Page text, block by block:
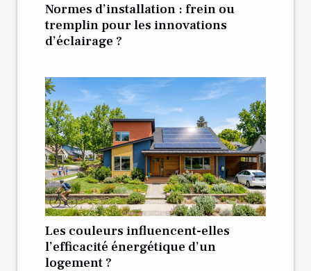
Normes d’installation : frein ou
tremplin pour les innovations
d’éclairage ?
Les couleurs influencent-elles
l’efficacité énergétique d’un
logement ?